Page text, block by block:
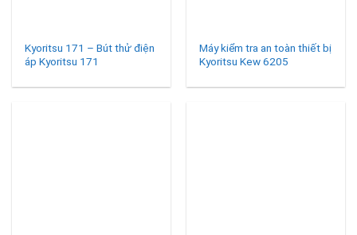
Kyoritsu 171 – Bút thử điện
áp Kyoritsu 171
Máy kiểm tra an toàn thiết bị
Kyoritsu Kew 6205